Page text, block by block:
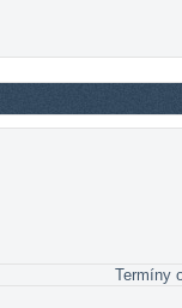
Termíny